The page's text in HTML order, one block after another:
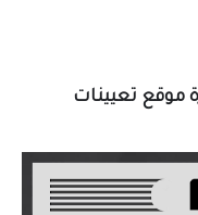
موقع تعيينات